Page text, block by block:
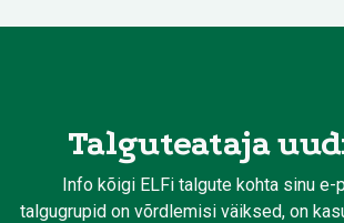
Talguteataja
Info kõigi ELFi talgute kohta sinu e-
talgugrupid on võrdlemisi väiksed, on